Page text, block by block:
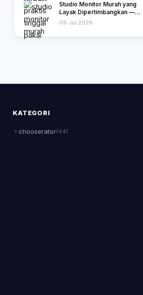
Studio Monitor Murah yang
Layak Dipertimbangkan —
Bukan Cuma Murah, Tapi Juga
09 Jul 2026
KATEGORI
chooserator(44)